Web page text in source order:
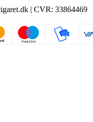
| CVR: 33864469